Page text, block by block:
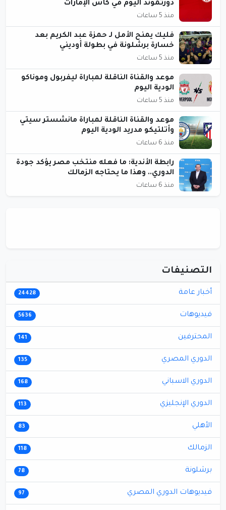
دورتموند اليوم في كأس الإمارات
منذ 5 ساعات
فليك يمنح الأمل لـ حمزة عبد الكريم بعد
خسارة برشلونة في بطولة أوديني
منذ 5 ساعات
موعد والقناة الناقلة لمباراة ليفربول وموناكو
الودية اليوم
منذ 5 ساعات
موعد والقناة الناقلة لمباراة مانشستر سيتي
وأتلتيكو مدريد الودية اليوم
منذ 6 ساعات
رابطة الأندية: ما فعله منتخب مصر يؤكد جودة
الدوري.. وهذا ما يحتاجه الزمالك
منذ 6 ساعات
التصنيفات
أخبار عامة 24428
فيديوهات 5636
المحترفين 141
الدوري المصري 135
الدوري الاسباني 168
الدوري الإنجليزي 113
الأهلي 83
الزمالك 118
برشلونة 78
فيديوهات الدوري المصري 97